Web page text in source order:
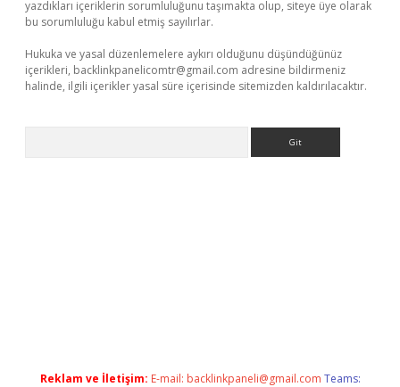
yazdıkları içeriklerin sorumluluğunu taşımakta olup, siteye üye olarak
bu sorumluluğu kabul etmiş sayılırlar.
Hukuka ve yasal düzenlemelere aykırı olduğunu düşündüğünüz
içerikleri, backlinkpanelicomtr@gmail.com adresine bildirmeniz
halinde, ilgili içerikler yasal süre içerisinde sitemizden kaldırılacaktır.
Reklam ve İletişim: E-mail: backlinkpaneli@gmail.com Teams: